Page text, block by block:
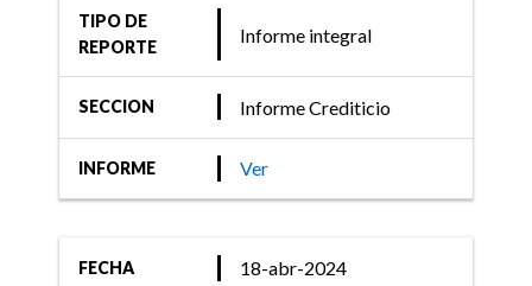
Informe Crediticio
FIX SCR confirma la
calificación de Scotiabank
Uruguay S.A.
TIPO DE
REPORTE
Informe integral
SECCION Informe Crediticio
INFORME Ver
FECHA 18-abr-2024